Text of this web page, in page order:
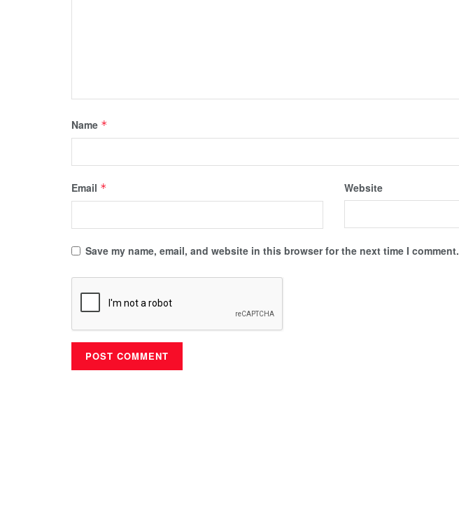
Name *
Email * Website
Save my name, email, and website in this browser for the next time I comment.